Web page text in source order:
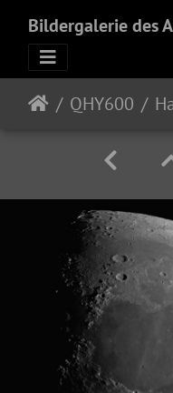
Bildergalerie des
QHY600